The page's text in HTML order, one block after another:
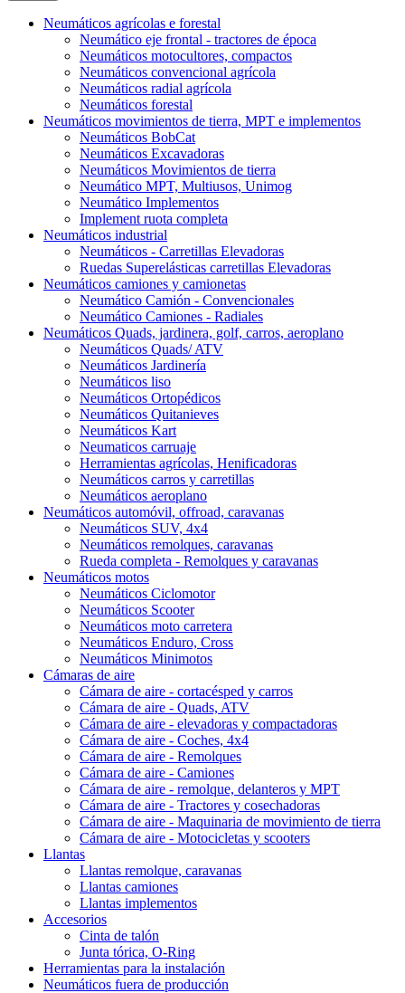
Neumáticos agrícolas e forestal
Neumático eje frontal - tractores de época
Neumáticos motocultores, compactos
Neumáticos convencional agrícola
Neumáticos radial agrícola
Neumáticos forestal
Neumáticos movimientos de tierra, MPT e implementos
Neumáticos BobCat
Neumáticos Excavadoras
Neumáticos Movimientos de tierra
Neumático MPT, Multiusos, Unimog
Neumático Implementos
Implement ruota completa
Neumáticos industrial
Neumáticos - Carretillas Elevadoras
Ruedas Superelásticas carretillas Elevadoras
Neumáticos camiones y camionetas
Neumático Camión - Convencionales
Neumático Camiones - Radiales
Neumáticos Quads, jardinera, golf, carros, aeroplano
Neumáticos Quads/ ATV
Neumáticos Jardinería
Neumáticos liso
Neumáticos Ortopédicos
Neumáticos Quitanieves
Neumáticos Kart
Neumaticos carruaje
Herramientas agrícolas, Henificadoras
Neumáticos carros y carretillas
Neumáticos aeroplano
Neumáticos automóvil, offroad, caravanas
Neumáticos SUV, 4x4
Neumáticos remolques, caravanas
Rueda completa - Remolques y caravanas
Neumáticos motos
Neumáticos Ciclomotor
Neumáticos Scooter
Neumáticos moto carretera
Neumáticos Enduro, Cross
Neumáticos Minimotos
Cámaras de aire
Cámara de aire - cortacésped y carros
Cámara de aire - Quads, ATV
Cámara de aire - elevadoras y compactadoras
Cámara de aire - Coches, 4x4
Cámara de aire - Remolques
Cámara de aire - Camiones
Cámara de aire - remolque, delanteros y MPT
Cámara de aire - Tractores y cosechadoras
Cámara de aire - Maquinaria de movimiento de tierra
Cámara de aire - Motocicletas y scooters
Llantas
Llantas remolque, caravanas
Llantas camiones
Llantas implementos
Accesorios
Cinta de talón
Junta tórica, O-Ring
Herramientas para la instalación
Neumáticos fuera de producción